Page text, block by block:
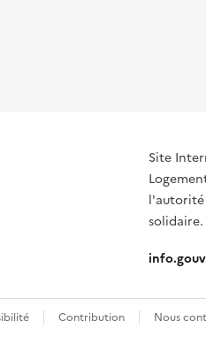
Site
l'autorité
solidaire.
Contribution Nous